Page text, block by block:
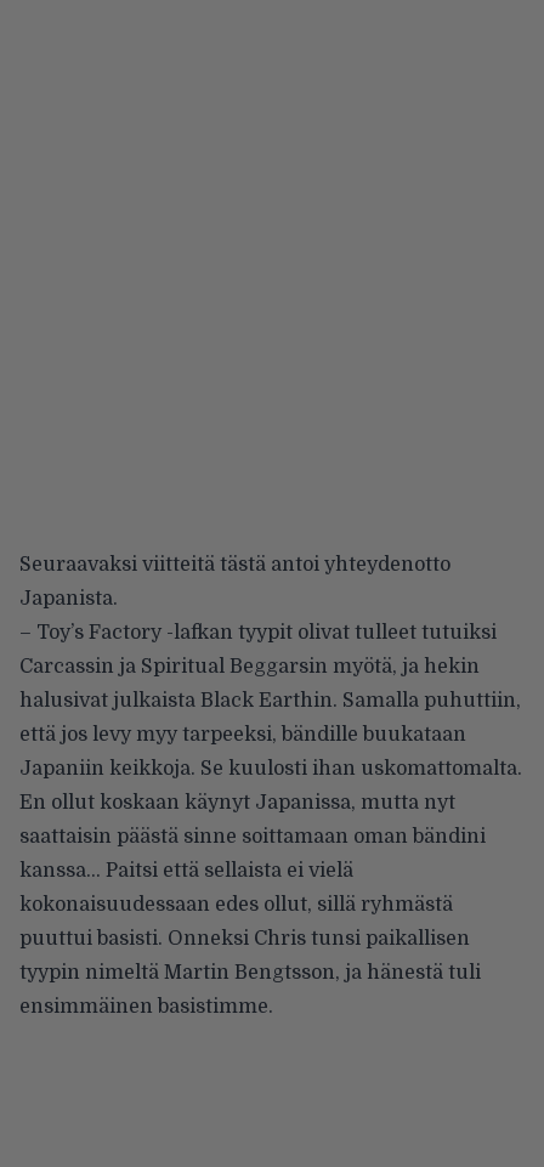
Seuraavaksi viitteitä tästä antoi yhteydenotto
Japanista.
– Toy’s Factory -lafkan tyypit olivat tulleet tutuiksi
Carcassin ja Spiritual Beggarsin myötä, ja hekin
halusivat julkaista Black Earthin. Samalla puhuttiin,
että jos levy myy tarpeeksi, bändille buukataan
Japaniin keikkoja. Se kuulosti ihan uskomattomalta.
En ollut koskaan käynyt Japanissa, mutta nyt
saattaisin päästä sinne soittamaan oman bändini
kanssa… Paitsi että sellaista ei vielä
kokonaisuudessaan edes ollut, sillä ryhmästä
puuttui basisti. Onneksi Chris tunsi paikallisen
tyypin nimeltä Martin Bengtsson, ja hänestä tuli
ensimmäinen basistimme.